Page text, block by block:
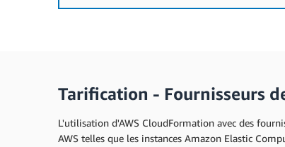
Tarification - Fournisseurs
L'utilisation d'AWS CloudFormation avec des
AWS telles que les instances Amazon Elastic